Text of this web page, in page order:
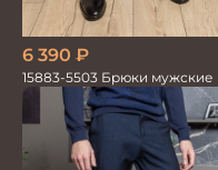
6 390 ₽
15883-5503 Брюки мужские